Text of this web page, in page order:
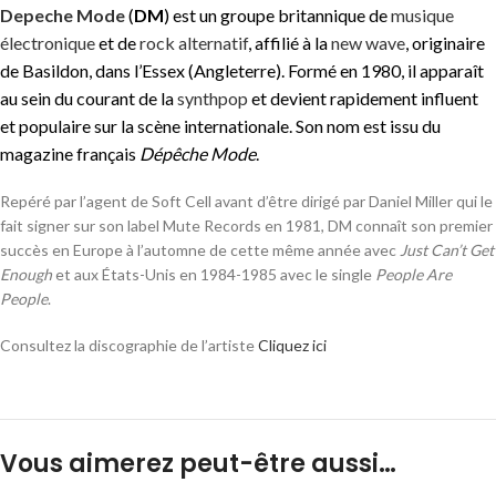
Depeche Mode(DM) est un groupe britannique demusique
électroniqueet derock alternatif, affilié à lanew wave, originaire
de Basildon, dans l’Essex (Angleterre). Formé en 1980, il apparaît
au sein du courant de lasynthpop et devient rapidement influent
et populaire sur la scène internationale. Son nom est issu du
magazine français Dépêche Mode.
Repéré par l’agent de Soft Cell avant d’être dirigé par Daniel Miller qui le
fait signer sur son label Mute Records en 1981, DM connaît son premier
succès en Europe à l’automne de cette même année avec Just Can’t Get
Enoughet aux États-Unis en 1984-1985 avec le single People Are
People.
Consultez la discographie de l’artisteCliquez ici
Vous aimerez peut-être aussi…